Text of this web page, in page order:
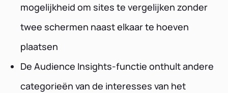
mogelijkheid om sites te vergelijken zonder
twee schermen naast elkaar te hoeven
plaatsen
De Audience Insights-functie onthult andere
categorieën van de interesses van het